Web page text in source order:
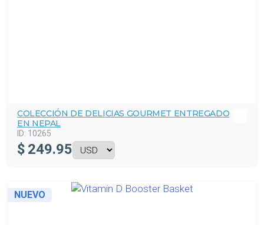
COLECCIÓN DE DELICIAS GOURMET ENTREGADO
EN NEPAL
ID: 10265
$ 249.95
NUEVO